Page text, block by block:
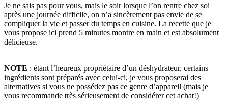
Je ne sais pas pour vous, mais le soir lorsque l’on rentre chez soi
après une journée difficile, on n’a sincèrement pas envie de se
compliquer la vie et passer du temps en cuisine. La recette que je
vous propose ici prend 5 minutes montre en main et est absolument
délicieuse.
NOTE : étant l’heureux propriétaire d’un déshydrateur, certains
ingrédients sont préparés avec celui-ci, je vous proposerai des
alternatives si vous ne possédez pas ce genre d’appareil (mais je
vous recommande très sérieusement de considérer cet achat!)